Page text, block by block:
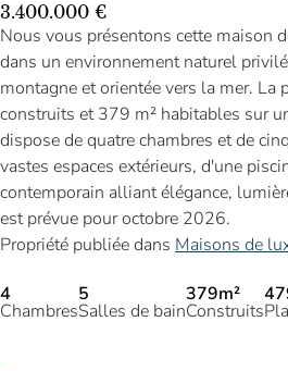
3.400.000 €
Nous vous présentons cette maison
dans un environnement naturel
montagne et orientée vers la mer. La
construits et 379 m² habitables sur
dispose de quatre chambres et de
vastes espaces extérieurs, d'une
contemporain alliant élégance,
est prévue pour octobre 2026.
Propriété publiée dans Maisons de
4
Chambres
5
Salles de bain
379m²
Construits